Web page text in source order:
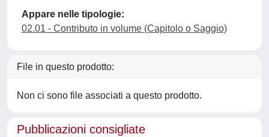
Appare nelle tipologie:
02.01 - Contributo in volume (Capitolo o Saggio)
File in questo prodotto:
Non ci sono file associati a questo prodotto.
Pubblicazioni consigliate